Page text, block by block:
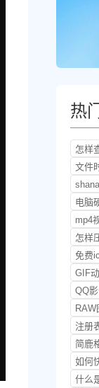
热
怎样
文件
电脑
mp4
怎样
免费
GIF
QQ
注册
简鹿
如何
什么